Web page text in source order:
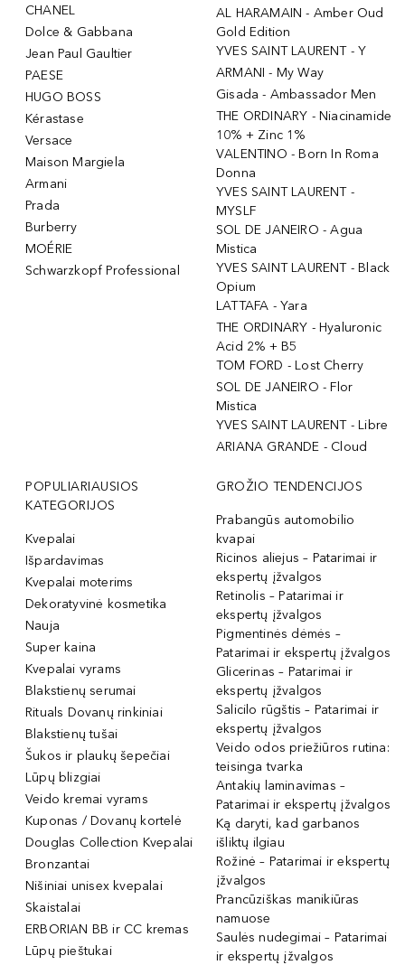
CHANEL
Dolce & Gabbana
Jean Paul Gaultier
PAESE
HUGO BOSS
Kérastase
Versace
Maison Margiela
Armani
Prada
Burberry
MOÉRIE
Schwarzkopf Professional
AL HARAMAIN - Amber Oud
Gold Edition
YVES SAINT LAURENT - Y
ARMANI - My Way
Gisada - Ambassador Men
THE ORDINARY - Niacinamide
10% + Zinc 1%
VALENTINO - Born In Roma
Donna
YVES SAINT LAURENT -
MYSLF
SOL DE JANEIRO - Agua
Mistica
YVES SAINT LAURENT - Black
Opium
LATTAFA - Yara
THE ORDINARY - Hyaluronic
Acid 2% + B5
TOM FORD - Lost Cherry
SOL DE JANEIRO - Flor
Mistica
YVES SAINT LAURENT - Libre
ARIANA GRANDE - Cloud
POPULIARIAUSIOS
KATEGORIJOS
Kvepalai
Išpardavimas
Kvepalai moterims
Dekoratyvinė kosmetika
Nauja
Super kaina
Kvepalai vyrams
Blakstienų serumai
Rituals Dovanų rinkiniai
Blakstienų tušai
Šukos ir plaukų šepečiai
Lūpų blizgiai
Veido kremai vyrams
Kuponas / Dovanų kortelė
Douglas Collection Kvepalai
Bronzantai
Nišiniai unisex kvepalai
Skaistalai
ERBORIAN BB ir CC kremas
Lūpų pieštukai
GROŽIO TENDENCIJOS
Prabangūs automobilio
kvapai
Ricinos aliejus – Patarimai ir
ekspertų įžvalgos
Retinolis – Patarimai ir
ekspertų įžvalgos
Pigmentinės dėmės –
Patarimai ir ekspertų įžvalgos
Glicerinas – Patarimai ir
ekspertų įžvalgos
Salicilo rūgštis – Patarimai ir
ekspertų įžvalgos
Veido odos priežiūros rutina:
teisinga tvarka
Antakių laminavimas –
Patarimai ir ekspertų įžvalgos
Ką daryti, kad garbanos
išliktų ilgiau
Rožinė – Patarimai ir ekspertų
įžvalgos
Prancūziškas manikiūras
namuose
Saulės nudegimai – Patarimai
ir ekspertų įžvalgos